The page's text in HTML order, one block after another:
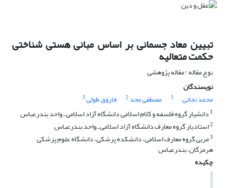
تبیین معاد جسمانی بر اساس مبانی هستی شناختی
حکمت متعالیه
نوع مقاله : مقاله پژوهشی
نویسندگان
محمد نجاتی
1 مصطفی مجد 2 فاروق طولی3
1 دانشیار گروه فلسفه و کلام اسلامی دانشگاه آزاد اسلامی ـ واحد بندرعباس
2استادیار گروه معارف دانشگاه آزاد اسلامی ـ واحد بندرعباس
3مربی گروه معارف اسلامی، دانشکده پزشکی، دانشگاه علوم پزشکی
هرمزگان، بندرعباس
چکیده